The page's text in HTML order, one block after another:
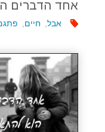
אחד הדברים
אבל חיים